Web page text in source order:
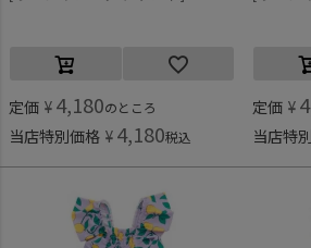
定価 ¥ 4,180のところ
当店特別価格 ¥ 4,180税込
定価 ¥
当店特